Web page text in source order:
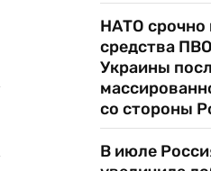
НАТО срочно
средства
Украины
со стороны
В июле